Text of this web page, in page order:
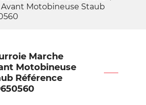
Motobineuse Staub
Marche
Motobineuse
Référence